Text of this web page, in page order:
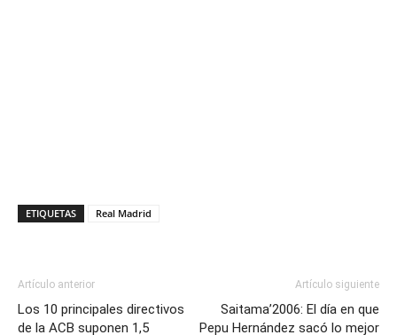
ETIQUETAS Real Madrid
Artículo anterior
Los 10 principales directivos
de la ACB suponen 1,5
Artículo siguiente
Saitama’2006: El día en que
Pepu Hernández sacó lo mejor